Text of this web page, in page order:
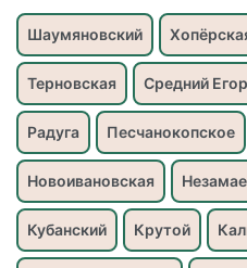
Шаумяновский
Терновская Средний
Радуга Песчанокопское
Новоивановская
Кубанский Крутой